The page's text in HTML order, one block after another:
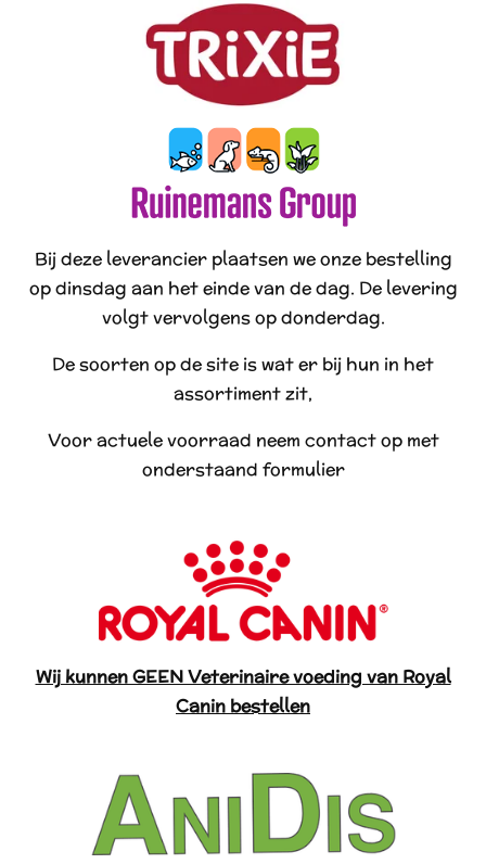
Bij deze leverancier plaatsen we onze bestelling
op dinsdag aan het einde van de dag. De levering
volgt vervolgens op donderdag.
De soorten op de site is wat er bij hun in het
assortiment zit,
Voor actuele voorraad neem contact op met
onderstaand formulier
Wij kunnen GEEN Veterinaire voeding van Royal
Canin bestellen